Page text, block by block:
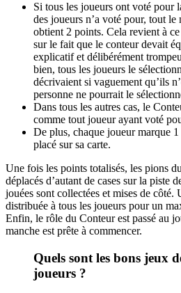
Si tous les joueurs ont voté pour
des joueurs n’a voté pour, tout le
obtient 2 points. Cela revient à
sur le fait que le conteur devait
explicatif et délibérément
bien, tous les joueurs le
décrivaient si vaguement qu’ils
personne ne pourrait le
Dans tous les autres cas, le
comme tout joueur ayant voté
De plus, chaque joueur marque
placé sur sa carte.
Une fois les points totalisés, les pions
déplacés d’autant de cases sur la piste
jouées sont collectées et mises de côté.
distribuée à tous les joueurs pour un
Enfin, le rôle du Conteur est passé au
manche est prête à commencer.
Quels sont les bons jeux
joueurs ?